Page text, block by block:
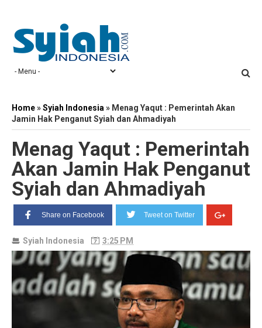
Home»Syiah Indonesia » Menag Yaqut : Pemerintah Akan
Jamin Hak Penganut Syiah dan Ahmadiyah
Menag Yaqut : Pemerintah
Akan Jamin Hak Penganut
Syiah dan Ahmadiyah
Share on Facebook Tweet on Twitter
Syiah Indonesia 3:25 PM